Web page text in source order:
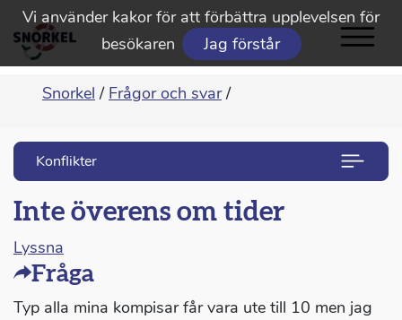
Vi använder kakor för att förbättra upplevelsen för
besökaren
Jag förstår
Snorkel / Frågor och svar /
Konflikter
Inte överens om tider
Lyssna
Fråga
Typ alla mina kompisar får vara ute till 10 men jag